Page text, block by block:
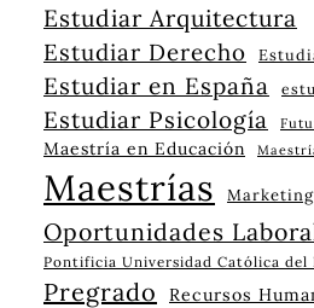
Estudiar Arquitectura
Estudiar Derecho
Estudiar en España
Estudiar Psicología
Maestría en Educación
Maestrías
Oportunidades
Pontificia Universidad Católica del
Pregrado Recursos